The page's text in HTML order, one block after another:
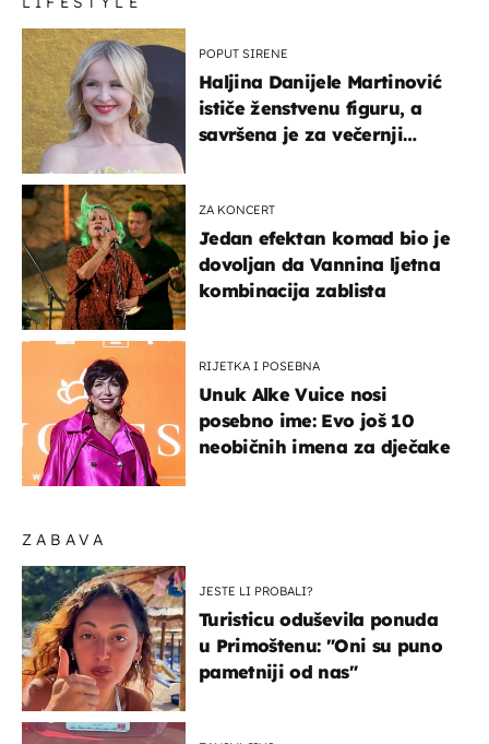
ZABAVA
JESTE LI PROBALI?
Turisticu oduševila ponuda
u Primoštenu: "Oni su puno
pametniji od nas"
POPUT SIRENE
Haljina Danijele Martinović
ističe ženstvenu figuru, a
savršena je za večernji
ZA KONCERT
Jedan efektan komad bio je
dovoljan da Vannina ljetna
kombinacija zablista
RIJETKA I POSEBNA
Unuk Alke Vuice nosi
posebno ime: Evo još 10
neobičnih imena za dječake